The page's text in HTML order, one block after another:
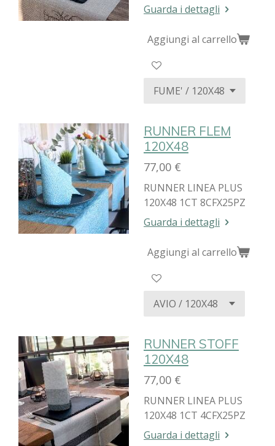
Guarda i dettagli
Aggiungi al carrello
RUNNER FLEM
120X48
77,00 €
RUNNER LINEA PLUS
120X48 1CT 8CFX25PZ
Guarda i dettagli
Aggiungi al carrello
RUNNER STOFF
120X48
77,00 €
RUNNER LINEA PLUS
120X48 1CT 4CFX25PZ
Guarda i dettagli